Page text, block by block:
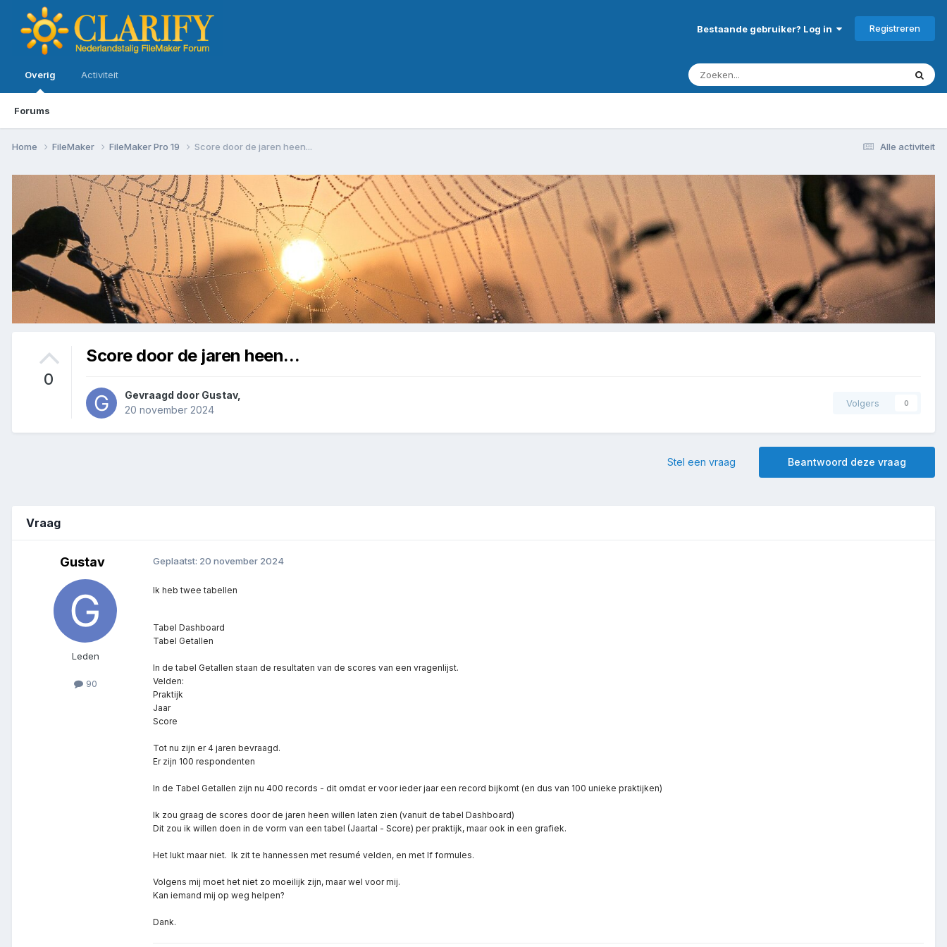
Bestaande gebruiker? Log in Registreren
Overig
Forums
Activiteit
Alle activiteit
Home FileMaker FileMaker Pro 19 Score door de jaren heen...
0
Score door de jaren heen...
Gevraagd door Gustav,
20 november 2024
Volgers 0
Beantwoord deze vraag
Stel een vraag
Vraag
Gustav
Leden
90
Geplaatst: 20 november 2024
Ik heb twee tabellen
Tabel Dashboard
Tabel Getallen
In de tabel Getallen staan de resultaten van de scores van een vragenlijst.
Velden:
Praktijk
Jaar
Score
Tot nu zijn er 4 jaren bevraagd.
Er zijn 100 respondenten
In de Tabel Getallen zijn nu 400 records - dit omdat er voor ieder jaar een record bijkomt (en dus van 100 unieke praktijken)
Ik zou graag de scores door de jaren heen willen laten zien (vanuit de tabel Dashboard)
Dit zou ik willen doen in de vorm van een tabel (Jaartal - Score) per praktijk, maar ook in een grafiek.
Het lukt maar niet. Ik zit te hannessen met resumé velden, en met If formules.
Volgens mij moet het niet zo moeilijk zijn, maar wel voor mij.
Kan iemand mij op weg helpen?
Dank.